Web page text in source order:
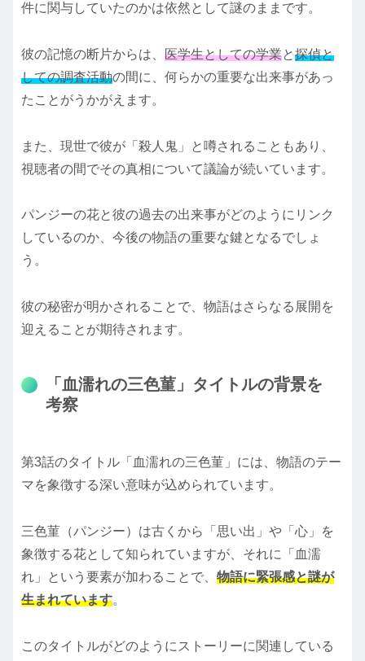
件に関与していたのかは依然として謎のままです。
彼の記憶の断片からは、 医学生としての学業と探偵と
しての調査活動の間に、何らかの重要な出来事があっ
たことがうかがえます。
また、現世で彼が「殺人鬼」と噂されることもあり、
視聴者の間でその真相について議論が続いています。
パンジーの花と彼の過去の出来事がどのようにリンク
しているのか、今後の物語の重要な鍵となるでしょ
う。
彼の秘密が明かされることで、物語はさらなる展開を
迎えることが期待されます。
「血濡れの三色菫」タイトルの背景を
考察
第3話のタイトル「血濡れの三色菫」には、物語のテー
マを象徴する深い意味が込められています。
三色菫（パンジー）は古くから「思い出」や「心」を
象徴する花として知られていますが、それに「血濡
れ」という要素が加わることで、 物語に緊張感と謎が
生まれています。
このタイトルがどのようにストーリーに関連している